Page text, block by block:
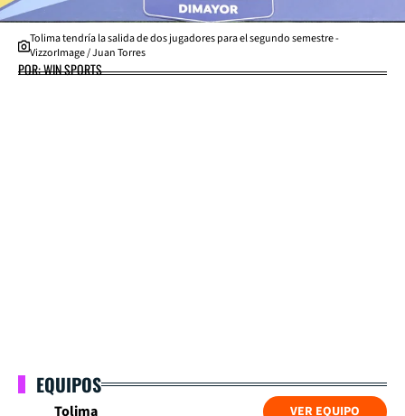
Tolima tendría la salida de dos jugadores para el segundo semestre -
VizzorImage / Juan Torres
POR: WIN SPORTS
EQUIPOS
Tolima VER EQUIPO